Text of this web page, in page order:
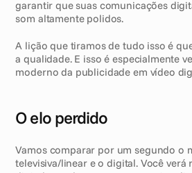
garantir que suas comunicações
som altamente polidos.
A lição que tiramos de tudo isso é
a qualidade. E isso é especialmente
moderno da publicidade em vídeo
O elo perdido
Vamos comparar por um segundo o
televisiva/linear e o digital. Você verá